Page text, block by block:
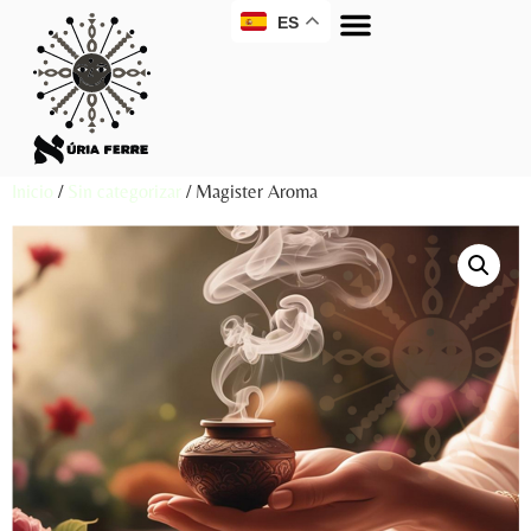
ES
Inicio / Sin categorizar / Magister Aroma